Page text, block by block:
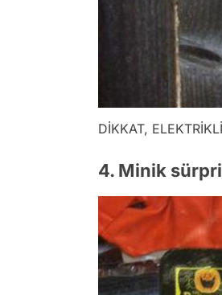
DİKKAT,
4. Minik